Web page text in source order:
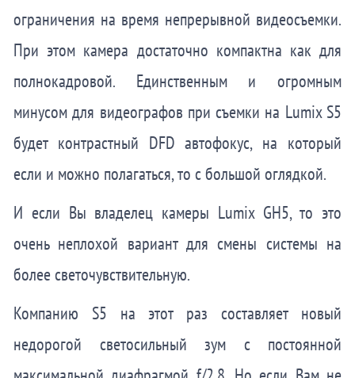
ограничения на время непрерывной видеосъемки.
При этом камера достаточно компактна как для
полнокадровой. Единственным и огромным
минусом для видеографов при съемки на Lumix S5
будет контрастный DFD автофокус, на который
если и можно полагаться, то с большой оглядкой.
И если Вы владелец камеры Lumix GH5, то это
очень неплохой вариант для смены системы на
более светочувствительную.
Компанию S5 на этот раз составляет новый
недорогой светосильный зум с постоянной